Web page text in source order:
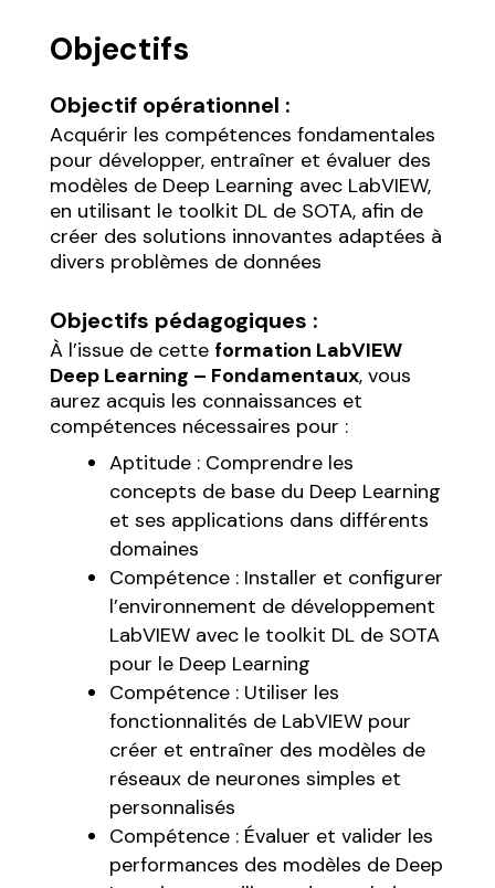
Objectifs
Objectif opérationnel :
Acquérir les compétences fondamentales
pour développer, entraîner et évaluer des
modèles de Deep Learning avec LabVIEW,
en utilisant le toolkit DL de SOTA, afin de
créer des solutions innovantes adaptées à
divers problèmes de données
Objectifs pédagogiques :
À l’issue de cette formation LabVIEW
Deep Learning – Fondamentaux, vous
aurez acquis les connaissances et
compétences nécessaires pour :
Aptitude : Comprendre les
concepts de base du Deep Learning
et ses applications dans différents
domaines
Compétence : Installer et configurer
l’environnement de développement
LabVIEW avec le toolkit DL de SOTA
pour le Deep Learning
Compétence : Utiliser les
fonctionnalités de LabVIEW pour
créer et entraîner des modèles de
réseaux de neurones simples et
personnalisés
Compétence : Évaluer et valider les
performances des modèles de Deep